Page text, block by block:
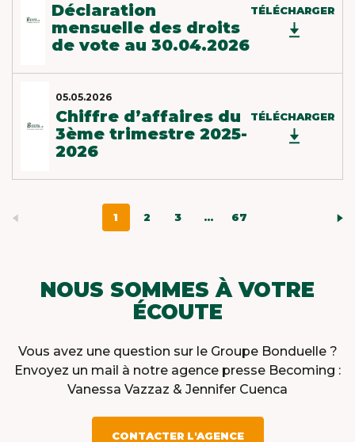
Déclaration
mensuelle des droits
de vote au 30.04.2026
TÉLÉCHARGER
05.05.2026
Chiffre d’affaires du
3ème trimestre 2025-
2026
TÉLÉCHARGER
1 2 3 ... 67
NOUS SOMMES À VOTRE
ÉCOUTE
Vous avez une question sur le Groupe Bonduelle ?
Envoyez un mail à notre agence presse Becoming :
Vanessa Vazzaz & Jennifer Cuenca
CONTACTER L'AGENCE